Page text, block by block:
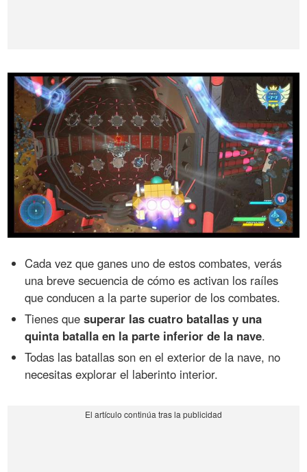
Cada vez que ganes uno de estos combates, verás
una breve secuencia de cómo es activan los raíles
que conducen a la parte superior de los combates.
Tienes quesuperar las cuatro batallas y una
quinta batalla en la parte inferior de la nave.
Todas las batallas son en el exterior de la nave, no
necesitas explorar el laberinto interior.